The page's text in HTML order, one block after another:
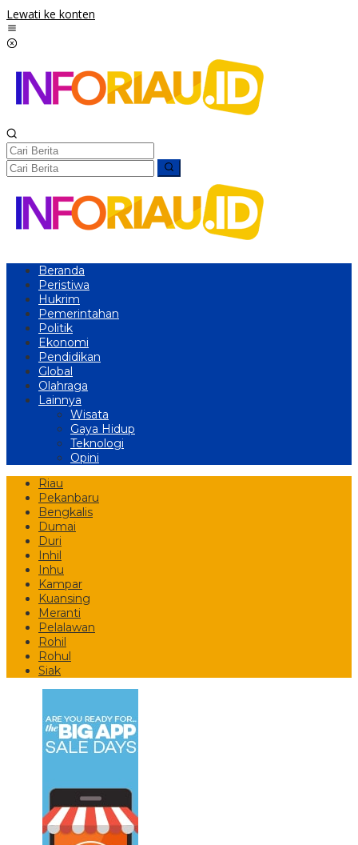
Lewati ke konten
Beranda
Peristiwa
Hukrim
Pemerintahan
Politik
Ekonomi
Pendidikan
Global
Olahraga
Lainnya
Wisata
Gaya Hidup
Teknologi
Opini
Riau
Pekanbaru
Bengkalis
Dumai
Duri
Inhil
Inhu
Kampar
Kuansing
Meranti
Pelalawan
Rohil
Rohul
Siak